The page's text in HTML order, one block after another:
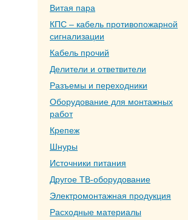
Витая пара
КПС – кабель противопожарной
сигнализации
Кабель прочий
Делители и ответвители
Разъемы и переходники
Оборудование для монтажных
работ
Крепеж
Шнуры
Источники питания
Другое ТВ-оборудование
Электромонтажная продукция
Расходные материалы